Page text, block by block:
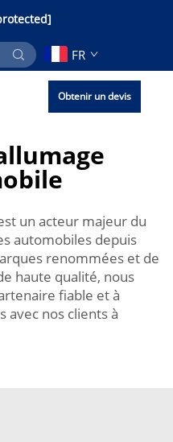
FR
Obtenir un devis
un acteur majeur du
automobiles depuis
renommées et de
haute qualité, nous
fiable et à
avec nos clients à